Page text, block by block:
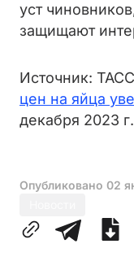
уст
защищают
Источник:
цен на яйца
декабря 2023 г.
Опубликовано 02